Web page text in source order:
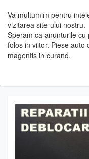
Va multumim pentru
vizitarea site-ului nostru.
Speram ca anunturile
folos in viitor. Piese auto
magentis in curand.